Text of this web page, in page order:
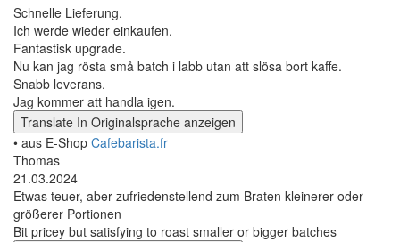
Schnelle Lieferung.
Ich werde wieder einkaufen.
Fantastisk upgrade.
Nu kan jag rösta små batch i labb utan att slösa bort kaffe.
Snabb leverans.
Jag kommer att handla igen.
Translate In Originalsprache anzeigen
• aus E-Shop Cafebarista.fr
Thomas
21.03.2024
Etwas teuer, aber zufriedenstellend zum Braten kleinerer oder
größerer Portionen
Bit pricey but satisfying to roast smaller or bigger batches